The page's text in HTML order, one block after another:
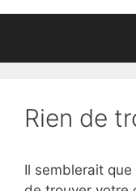
Rien de
Il semblerait